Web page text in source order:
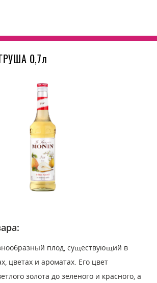
0,7л
плод, существующий в
цветах и ароматах. Его цвет
золота до зеленого и красного, а